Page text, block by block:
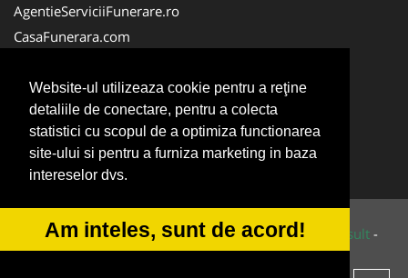
Website-ul utilizeaza cookie pentru a reţine
detaliile de conectare, pentru a colecta
statistici cu scopul de a optimiza functionarea
site-ului si pentru a furniza marketing in baza
intereselor dvs.
Am inteles, sunt de acord!
AgentieServiciiFunerare.ro
CasaFunerara.com
Firma-Pompe-Funebre.ro
Firma-Servicii-Funerare.ro
ParastasesiPomeni.ro
Transport-Funerar.com
© 2014-2026 Powered byVilonMedia&Tokaido Consult -